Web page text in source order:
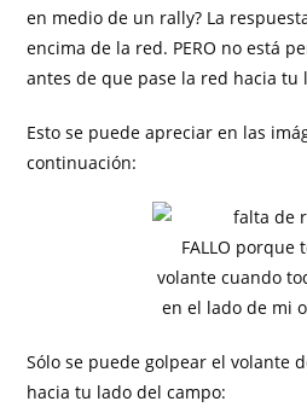
en medio de un rally? La
encima de la red. PERO no está
antes de que pase la red hacia tu
Esto se puede apreciar en las
continuación:
FALLO porque
volante cuando
en el lado de mi
Sólo se puede golpear el volante
hacia tu lado del campo: